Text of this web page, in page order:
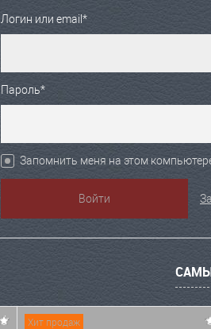
Логин или email*
Пароль*
Запомнить меня на этом
Хит продаж